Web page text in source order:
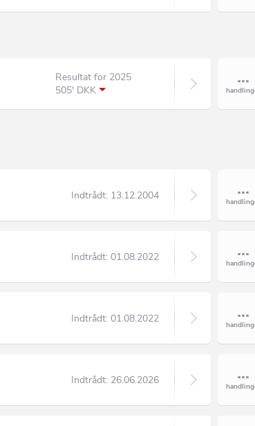
Resultat for 2025
505' DKK
Indtrådt: 13.12.2004
Indtrådt: 01.08.2022
Indtrådt: 01.08.2022
Indtrådt: 26.06.2026